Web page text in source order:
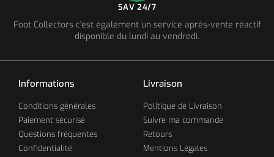
SAV 24/7
Foot Collectors c'est également un service après-vente réactif
disponible du lundi au vendredi.
Informations
Conditions générales
Paiement sécurisé
Questions fréquentes
Confidentialité
Livraison
Politique de Livraison
Suivre ma commande
Retours
Mentions Légales